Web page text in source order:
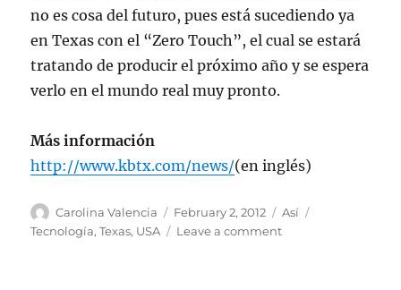
no es cosa del futuro, pues está sucediendo ya
en Texas con el “Zero Touch”, el cual se estará
tratando de producir el próximo año y se espera
verlo en el mundo real muy pronto.
Más información
http://www.kbtx.com/news/(en inglés)
Author
Carolina Valencia
Posted
on
February 2, 2012 Categories
Así
Tecnología,Texas, USA Leave a commenton